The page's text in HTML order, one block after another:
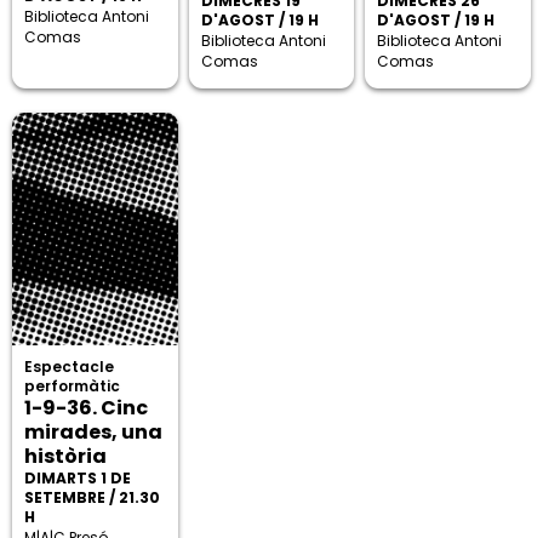
Biblioteca Antoni
Comas
D'AGOST / 19 H
Biblioteca Antoni
Comas
D'AGOST / 19 H
Biblioteca Antoni
Comas
Espectacle
performàtic
1-9-36. Cinc
mirades, una
història
DIMARTS 1 DE
SETEMBRE / 21.30
H